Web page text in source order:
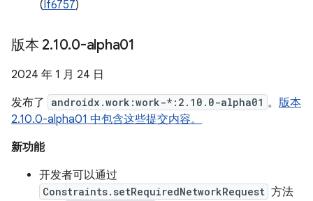
(If6757)
版本 2.10.0-alpha01
2024 年 1 月 24 日
发布了
androidx.work:work-*:2.10.0-alpha01 。 版本
2.10.0-alpha01 中包含这些提交内容。
新功能
开发者可以通过
Constraints.setRequiredNetworkRequest 方法